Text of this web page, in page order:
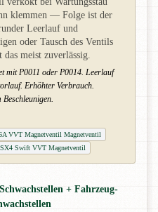
klemmen — Folge ist der
Leerlauf und
oder Tausch des Ventils
meist zuverlässig.
mit P0011 oder P0014. Leerlauf
Erhöhter Verbrauch.
VVT Magnetventil Magnetventil
SX4 Swift VVT Magnetventil
+ Fahrzeug-